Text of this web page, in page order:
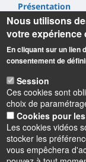
Présentation
Partenaires
Valorisation
Contact
Nous utilisons
votre expérience
En cliquant sur un lien
consentement de
Session
Ces cookies sont
choix de
Cookies pour
Les cookies vidéos
stocker les
vous empêchera